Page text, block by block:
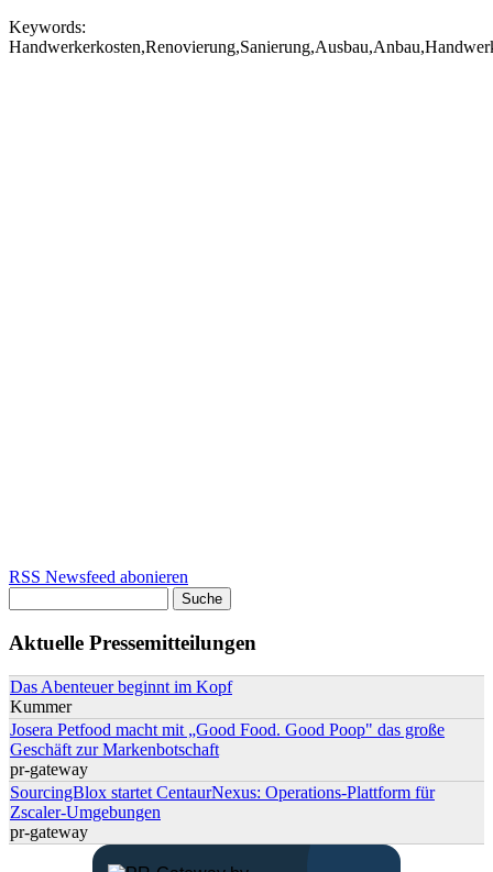
Keywords:
RSS Newsfeed abonieren
Aktuelle Pressemitteilungen
Das Abenteuer beginnt im Kopf
Kummer
Josera Petfood macht mit „Good Food. Good Poop" das große
Geschäft zur Markenbotschaft
pr-gateway
SourcingBlox startet CentaurNexus: Operations-Plattform für
Zscaler-Umgebungen
pr-gateway